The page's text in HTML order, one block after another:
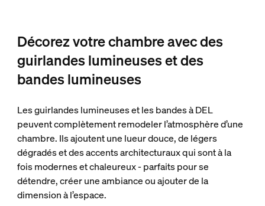
Décorez votre chambre avec des
guirlandes lumineuses et des
bandes lumineuses
Les guirlandes lumineuses et les bandes à DEL
peuvent complètement remodeler l’atmosphère d’une
chambre. Ils ajoutent une lueur douce, de légers
dégradés et des accents architecturaux qui sont à la
fois modernes et chaleureux - parfaits pour se
détendre, créer une ambiance ou ajouter de la
dimension à l’espace.